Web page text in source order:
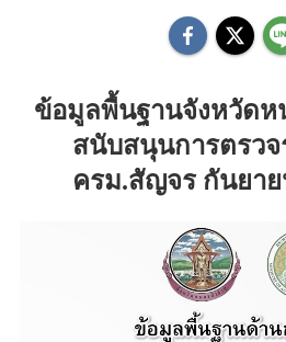
ข้อมูลพื้นฐานจังหวัดห
สนับสนุนการตรวจ
ครม.สัญจร กันยาย